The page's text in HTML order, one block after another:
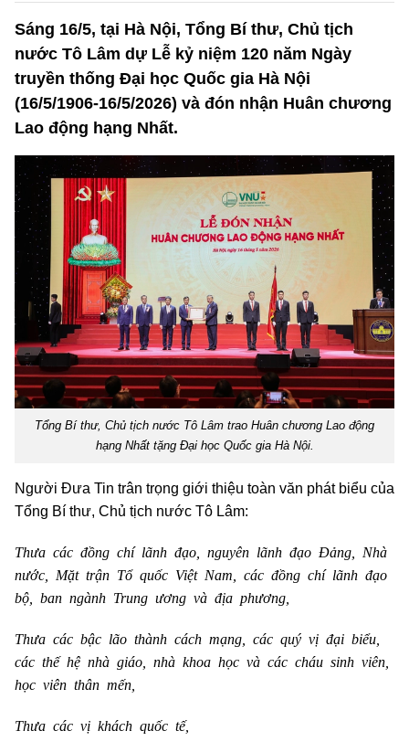
Sáng 16/5, tại Hà Nội, Tổng Bí thư, Chủ tịch
nước Tô Lâm dự Lễ kỷ niệm 120 năm Ngày
truyền thống Đại học Quốc gia Hà Nội
(16/5/1906-16/5/2026) và đón nhận Huân chương
Lao động hạng Nhất.
Tổng Bí thư, Chủ tịch nước Tô Lâm trao Huân chương Lao động
hạng Nhất tặng Đại học Quốc gia Hà Nội.
Người Đưa Tin trân trọng giới thiệu toàn văn phát biểu của
Tổng Bí thư, Chủ tịch nước Tô Lâm:
Thưa các đồng chí lãnh đạo, nguyên lãnh đạo Đảng, Nhà
nước, Mặt trận Tổ quốc Việt Nam, các đồng chí lãnh đạo
bộ, ban ngành Trung ương và địa phương,
Thưa các bậc lão thành cách mạng, các quý vị đại biểu,
các thế hệ nhà giáo, nhà khoa học và các cháu sinh viên,
học viên thân mến,
Thưa các vị khách quốc tế,